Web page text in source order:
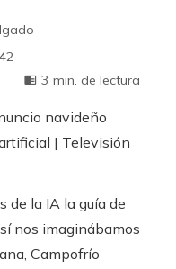
3 min. de lectura
de la IA la guía de
nos imaginábamos
Campofrío